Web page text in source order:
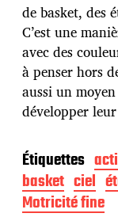
i
o
n
de basket, des
C’est une
avec des
à penser hors
aussi un
développer
Étiquettes
basket ciel
Motricité fine